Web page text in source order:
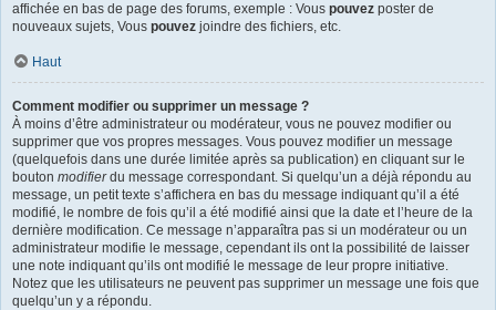
affichée en bas de page des forums, exemple : Vous pouvez poster de
nouveaux sujets, Vous pouvez joindre des fichiers, etc.
Haut
Comment modifier ou supprimer un message ?
À moins d’être administrateur ou modérateur, vous ne pouvez modifier ou
supprimer que vos propres messages. Vous pouvez modifier un message
(quelquefois dans une durée limitée après sa publication) en cliquant sur le
bouton modifierdu message correspondant. Si quelqu’un a déjà répondu au
message, un petit texte s’affichera en bas du message indiquant qu’il a été
modifié, le nombre de fois qu’il a été modifié ainsi que la date et l’heure de la
dernière modification. Ce message n’apparaîtra pas si un modérateur ou un
administrateur modifie le message, cependant ils ont la possibilité de laisser
une note indiquant qu’ils ont modifié le message de leur propre initiative.
Notez que les utilisateurs ne peuvent pas supprimer un message une fois que
quelqu’un y a répondu.